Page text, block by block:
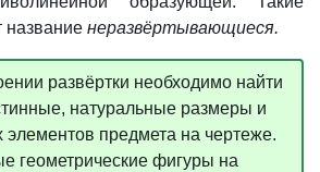
название неразвёртывающиеся.
развёртки необходимо найти
натуральные размеры и
предмета на чертеже.
геометрические фигуры на